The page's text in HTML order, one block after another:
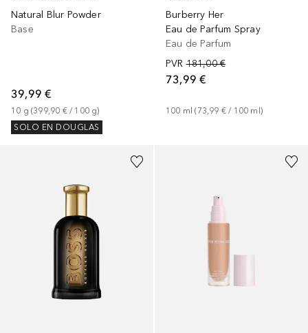
Natural Blur Powder
Base
39,99 €
10 g (399,90 € / 100 g)
SOLO EN DOUGLAS
Burberry Her
Eau de Parfum Spray
Eau de Parfum
PVR 181,00 €
73,99 €
100 ml (73,99 € / 100 ml )